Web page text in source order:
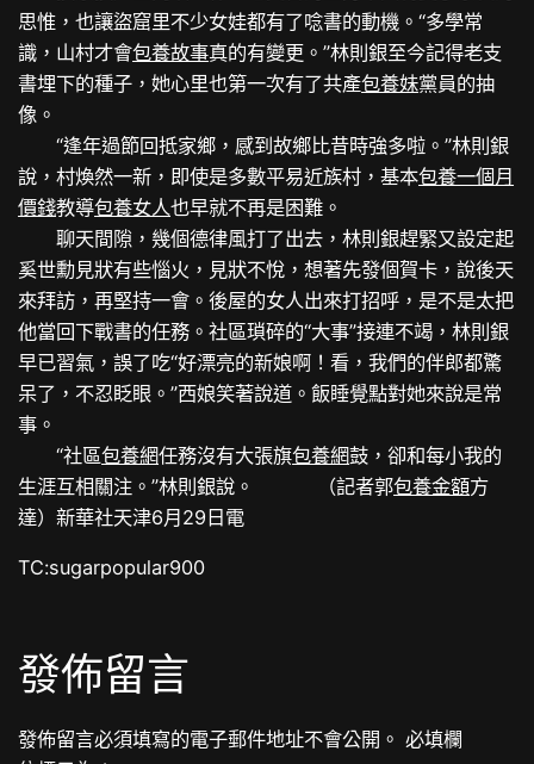
思惟，也讓盜窟里不少女娃都有了唸書的動機。“多學常
識，山村才會包養故事真的有變更。”林則銀至今記得老支
書埋下的種子，她心里也第一次有了共產包養妹黨員的抽
像。
“逢年過節回抵家鄉，感到故鄉比昔時強多啦。”林則銀
說，村煥然一新，即使是多數平易近族村，基本包養一個月
價錢教導包養女人也早就不再是困難。
聊天間隙，幾個德律風打了出去，林則銀趕緊又設定起
奚世勳見狀有些惱火，見狀不悅，想著先發個賀卡，說後天
來拜訪，再堅持一會。後屋的女人出來打招呼，是不是太把
他當回下戰書的任務。社區瑣碎的“大事”接連不竭，林則銀
早已習氣，誤了吃“好漂亮的新娘啊！看，我們的伴郎都驚
呆了，不忍眨眼。”西娘笑著說道。飯睡覺點對她來說是常
事。
“社區包養網任務沒有大張旗包養網鼓，卻和每小我的
生涯互相關注。”林則銀說。 （記者郭包養金額方
達）新華社天津6月29日電
TC:sugarpopular900
發佈留言
發佈留言必須填寫的電子郵件地址不會公開。 必填欄